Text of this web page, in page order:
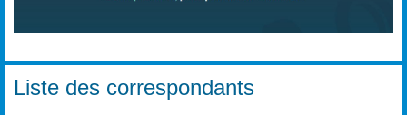
Liste des correspondants